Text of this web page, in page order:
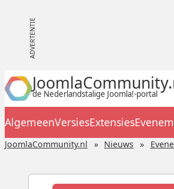
de Nederlandstalige Joomla!-portal
AlgemeenVersiesExtensies
JoomlaCommunity.nl Nieuws